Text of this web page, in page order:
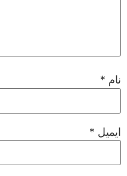
نام *
ایمیل *